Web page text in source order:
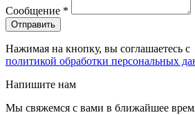
Сообщение *
Нажимая на кнопку, вы соглашаетесь с
политикой обработки персональных
Напишите нам
Мы свяжемся с вами в ближайшее